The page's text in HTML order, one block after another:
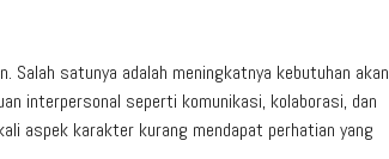
Salah satunya adalah meningkatnya kebutuhan akan
interpersonal seperti komunikasi, kolaborasi, dan
aspek karakter kurang mendapat perhatian yang